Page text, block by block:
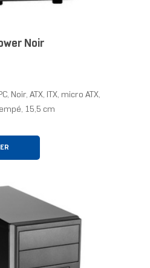
Noir
Noir, ATX, ITX, micro ATX,
15,5 cm